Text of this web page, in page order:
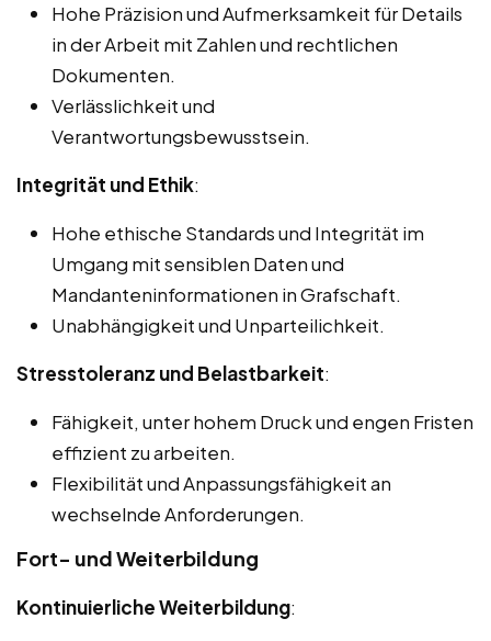
Hohe Präzision und Aufmerksamkeit für Details
in der Arbeit mit Zahlen und rechtlichen
Dokumenten.
Verlässlichkeit und
Verantwortungsbewusstsein.
Integrität und Ethik:
Hohe ethische Standards und Integrität im
Umgang mit sensiblen Daten und
Mandanteninformationen in Grafschaft.
Unabhängigkeit und Unparteilichkeit.
Stresstoleranz und Belastbarkeit:
Fähigkeit, unter hohem Druck und engen Fristen
effizient zu arbeiten.
Flexibilität und Anpassungsfähigkeit an
wechselnde Anforderungen.
Fort- und Weiterbildung
Kontinuierliche Weiterbildung: